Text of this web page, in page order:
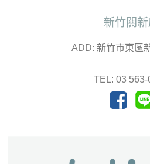
新竹關
ADD: 新竹市東區
TEL: 03 563-